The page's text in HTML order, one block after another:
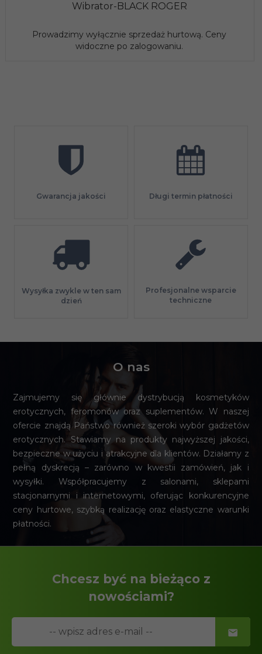
Wibrator-BLACK ROGER
Prowadzimy wyłącznie sprzedaż hurtową. Ceny
widoczne po zalogowaniu.
Gwarancja jakości Długi termin płatności
Wysyłka zwykle w ten sam
dzień
Profesjonalne wsparcie
techniczne
O nas
Zajmujemy się głównie dystrybucją kosmetyków
erotycznych, feromonów oraz suplementów. W naszej
ofercie znajdą Państwo również szeroki wybór gadżetów
erotycznych. Stawiamy na produkty najwyższej jakości,
bezpieczne w użyciu i atrakcyjne dla klientów. Działamy z
pełną dyskrecją – zarówno w kwestii zamówień, jak i
wysyłki. Współpracujemy z salonami, sklepami
stacjonarnymi i internetowymi, oferując konkurencyjne
ceny hurtowe, szybką realizację oraz elastyczne warunki
płatności.
Chcesz być na bieżąco z
nowościami?